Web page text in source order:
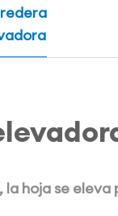
hoja se eleva